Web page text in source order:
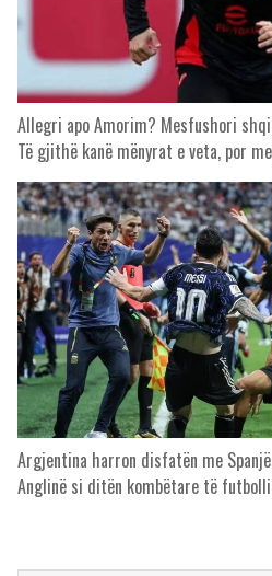
Allegri apo Amorim? Mesfushori
Të gjithë kanë mënyrat e veta, por
Argjentina harron disfatën me
Anglinë si ditën kombëtare të